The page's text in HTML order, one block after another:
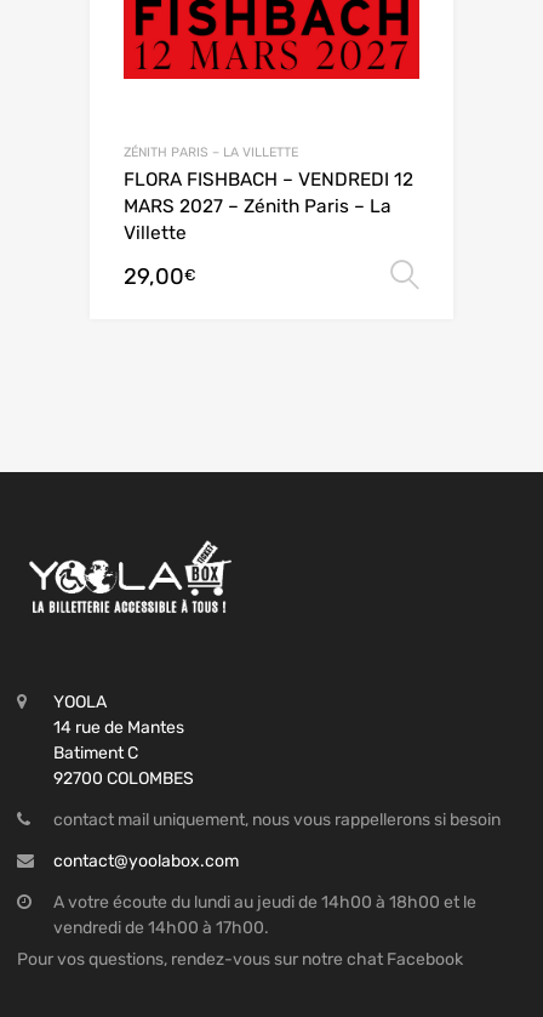
ZÉNITH PARIS – LA VILLETTE
FLORA FISHBACH – VENDREDI 12
MARS 2027 – Zénith Paris – La
Villette
29,00€
YOOLA
14 rue de Mantes
Batiment C
92700 COLOMBES
contact mail uniquement, nous vous rappellerons si besoin
contact@yoolabox.com
A votre écoute du lundi au jeudi de 14h00 à 18h00 et le
vendredi de 14h00 à 17h00.
Pour vos questions, rendez-vous sur notre chat Facebook